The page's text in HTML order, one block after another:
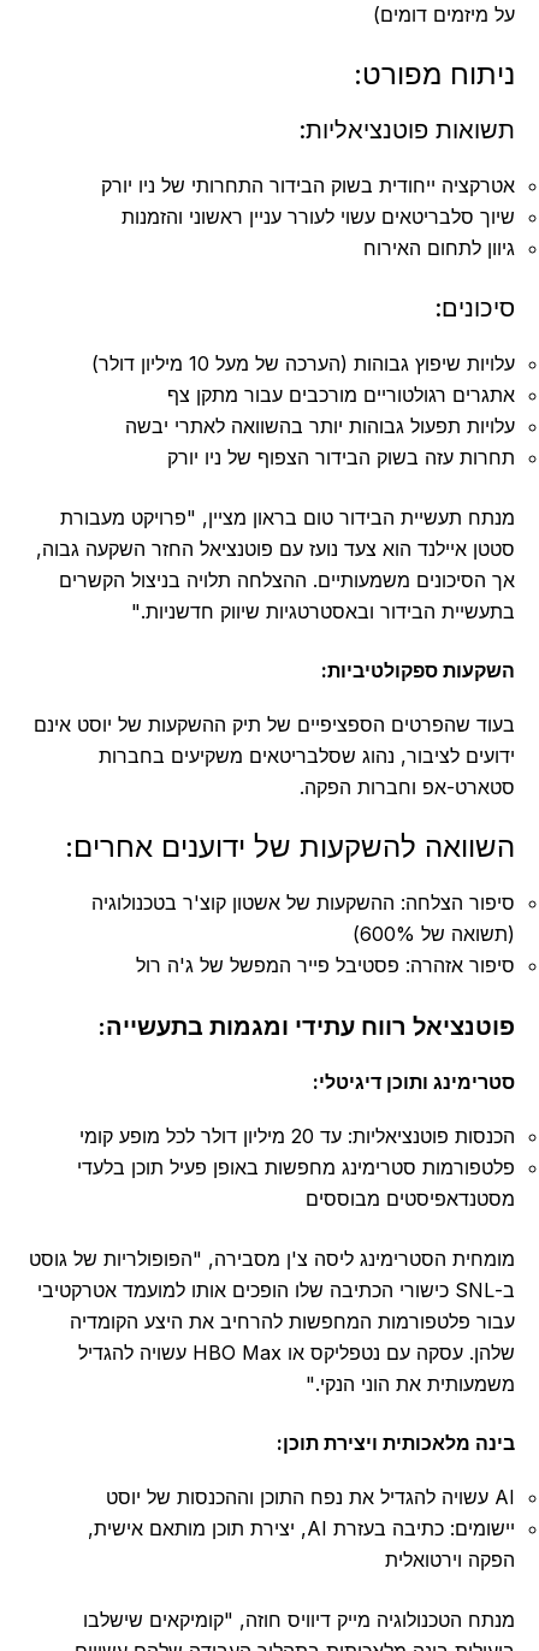
על מיזמים דומים)
ניתוח מפורט:
תשואות פוטנציאליות:
אטרקציה ייחודית בשוק הבידור התחרותי של ניו יורק
שיוך סלבריטאים עשוי לעורר עניין ראשוני והזמנות
גיוון לתחום האירוח
סיכונים:
עלויות שיפוץ גבוהות (הערכה של מעל 10 מיליון דולר)
אתגרים רגולטוריים מורכבים עבור מתקן צף
עלויות תפעול גבוהות יותר בהשוואה לאתרי יבשה
תחרות עזה בשוק הבידור הצפוף של ניו יורק
מנתח תעשיית הבידור טום בראון מציין, "פרויקט מעבורת
סטטן איילנד הוא צעד נועז עם פוטנציאל החזר השקעה גבוה,
אך הסיכונים משמעותיים. ההצלחה תלויה בניצול הקשרים
בתעשיית הבידור ובאסטרטגיות שיווק חדשניות."
השקעות ספקולטיביות:
בעוד שהפרטים הספציפיים של תיק ההשקעות של יוסט אינם
ידועים לציבור, נהוג שסלבריטאים משקיעים בחברות
סטארט-אפ וחברות הפקה.
השוואה להשקעות של ידוענים אחרים:
סיפור הצלחה: ההשקעות של אשטון קוצ'ר בטכנולוגיה
(תשואה של 600%)
סיפור אזהרה: פסטיבל פייר המפשל של ג'ה רול
פוטנציאל רווח עתידי ומגמות בתעשייה:
סטרימינג ותוכן דיגיטלי:
הכנסות פוטנציאליות: עד 20 מיליון דולר לכל מופע קומי
פלטפורמות סטרימינג מחפשות באופן פעיל תוכן בלעדי
מסטנדאפיסטים מבוססים
מומחית הסטרימינג ליסה צ'ן מסבירה, "הפופולריות של גוסט
ב-SNL כישורי הכתיבה שלו הופכים אותו למועמד אטרקטיבי
עבור פלטפורמות המחפשות להרחיב את היצע הקומדיה
שלהן. עסקה עם נטפליקס או HBO Max עשויה להגדיל
משמעותית את הוני הנקי."
בינה מלאכותית ויצירת תוכן:
AI עשויה להגדיל את נפח התוכן וההכנסות של יוסט
יישומים: כתיבה בעזרת AI, יצירת תוכן מותאם אישית,
הפקה וירטואלית
מנתח הטכנולוגיה מייק דיוויס חוזה, "קומיקאים שישלבו